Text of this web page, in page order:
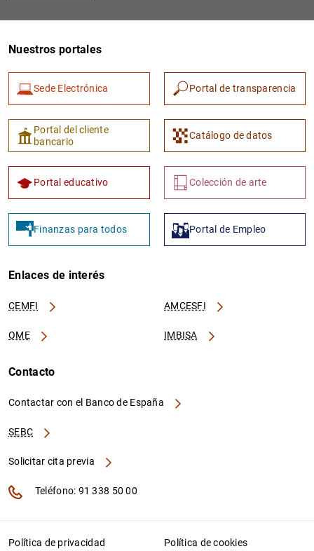
1 2
Nuestros portales
Sede Electrónica Portal de transparencia
Portal del cliente
bancario
Catálogo de datos
Portal educativo Colección de arte
Finanzas para todos Portal de Empleo
Enlaces de interés
CEMFI AMCESFI
OME IMBISA
Contacto
Contactar con el Banco de España
SEBC
Solicitar cita previa
Teléfono: 91 338 50 00
Política de privacidad Política de cookies